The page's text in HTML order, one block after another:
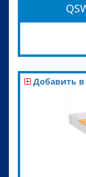
Добавить в